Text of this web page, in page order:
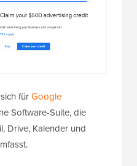
fürGoogle
Software-Suite, die
Drive, Kalender und